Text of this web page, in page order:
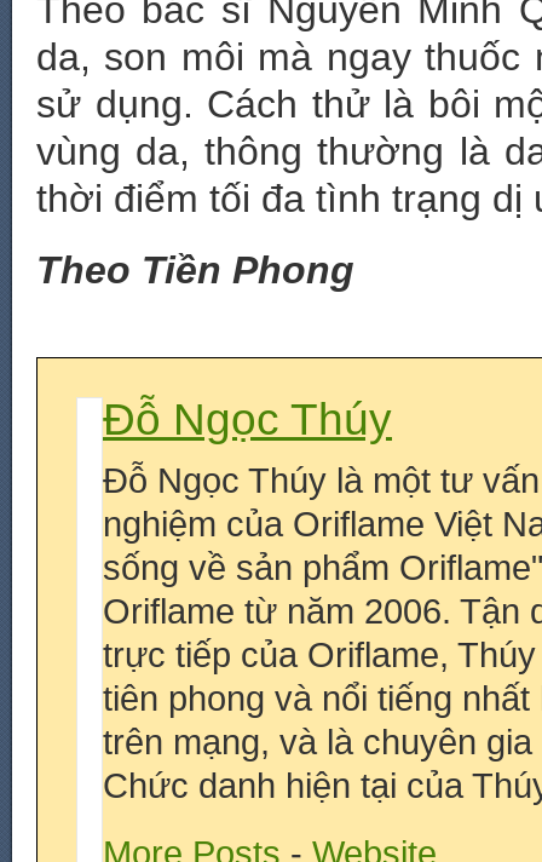
Theo bác sĩ Nguyễn Minh
da, son môi mà ngay
sử dụng. Cách thử là bôi
vùng da, thông thường là
thời điểm tối đa tình trạng dị
Theo Tiền Phong
Đỗ Ngọc Thúy
Đỗ Ngọc Thúy là một tư
nghiệm của Oriflame Việt
sống về sản phẩm
Oriflame từ năm 2006. Tận
trực tiếp của Oriflame,
tiên phong và nổi tiếng
trên mạng, và là chuyên
Chức danh hiện tại của
More Posts - Website